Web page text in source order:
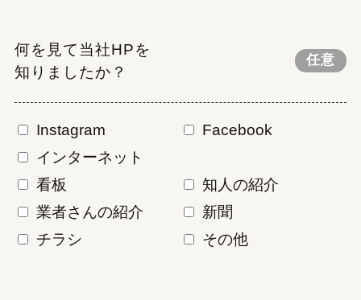
何を見て当社HPを
知りましたか？
任意
Instagram
Facebook
インターネット
看板
知人の紹介
業者さんの紹介
新聞
チラシ
その他